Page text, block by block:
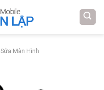
Sửa Màn Hình